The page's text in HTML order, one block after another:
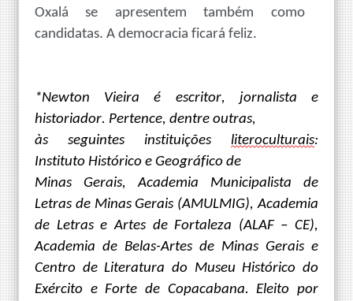
Oxalá se apresentem também como
candidatas. A democracia ficará feliz.
*Newton Vieira é escritor, jornalista e
historiador. Pertence, dentre outras,
às seguintes instituições literoculturais:
Instituto Histórico e Geográfico de
Minas Gerais, Academia
Municipalista de
Letras de Minas Gerais (AMULMIG), Academia
de Letras e Artes de Fortaleza (ALAF – CE),
Academia de Belas-Artes de Minas Gerais e
Centro de Literatura do Museu Histórico do
Exército e Forte de Copacabana. Eleito por